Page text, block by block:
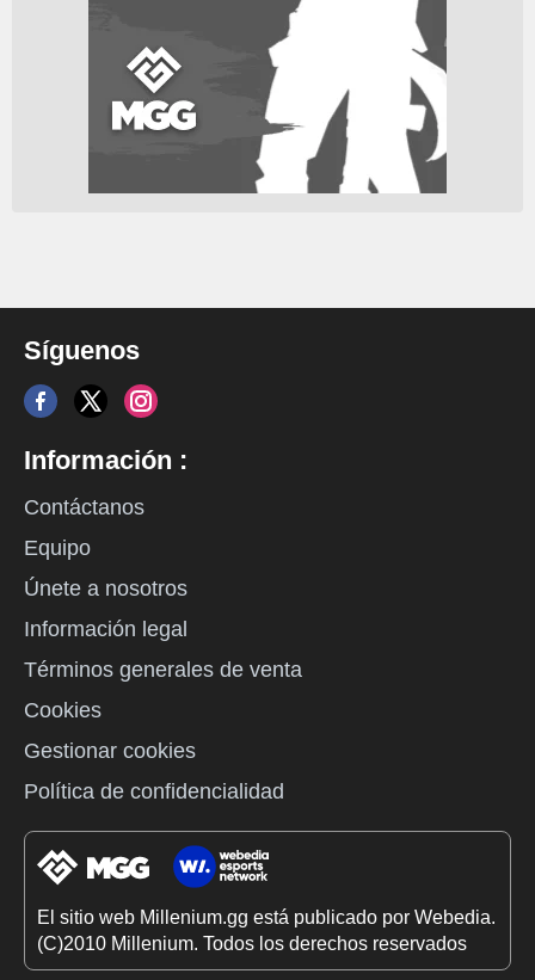
Síguenos
Información :
Contáctanos
Equipo
Únete a nosotros
Información legal
Términos generales de venta
Cookies
Gestionar cookies
Política de confidencialidad
El sitio web Millenium.gg está publicado por Webedia.
(C)2010 Millenium. Todos los derechos reservados